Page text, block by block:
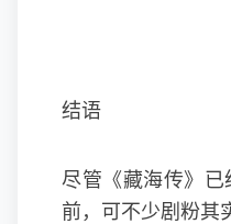
结语
尽管《藏海传》
前，可不少剧粉其